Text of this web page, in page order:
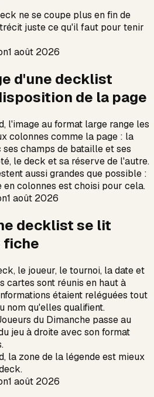
ne se coupe plus en fin de
juste ce qu'il faut pour tenir
1 août 2026
d'une decklist
de la page
l'image au format large range les
colonnes comme la page : la
ses champs de bataille et ses
le deck et sa réserve de l'autre.
aussi grandes que possible :
en colonnes est choisi pour cela.
1 août 2026
decklist se lit
fiche
le joueur, le tournoi, la date et
cartes sont réunis en haut à
étaient reléguées tout
nom qu'elles qualifient.
du Dimanche passe au
jeu à droite avec son format
la zone de la légende est mieux
1 août 2026